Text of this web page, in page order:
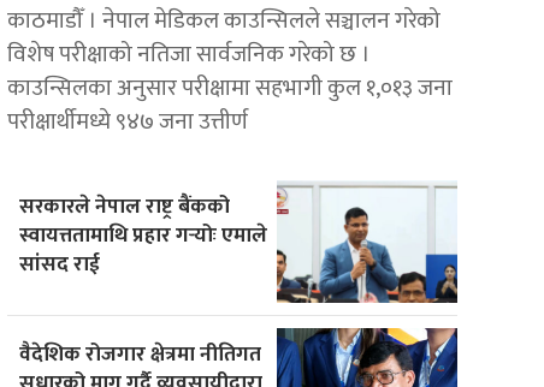
काठमाडौँ । नेपाल मेडिकल काउन्सिलले सञ्चालन गरेको
विशेष परीक्षाको नतिजा सार्वजनिक गरेको छ ।
काउन्सिलका अनुसार परीक्षामा सहभागी कुल १,०१३ जना
परीक्षार्थीमध्ये ९४७ जना उत्तीर्ण
सरकारले नेपाल राष्ट्र बैंकको
स्वायत्ततामाथि प्रहार गर्‍योः एमाले
सांसद राई
वैदेशिक रोजगार क्षेत्रमा नीतिगत